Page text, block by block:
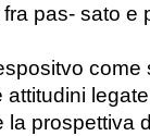
pas- sato e
come
prospettiva